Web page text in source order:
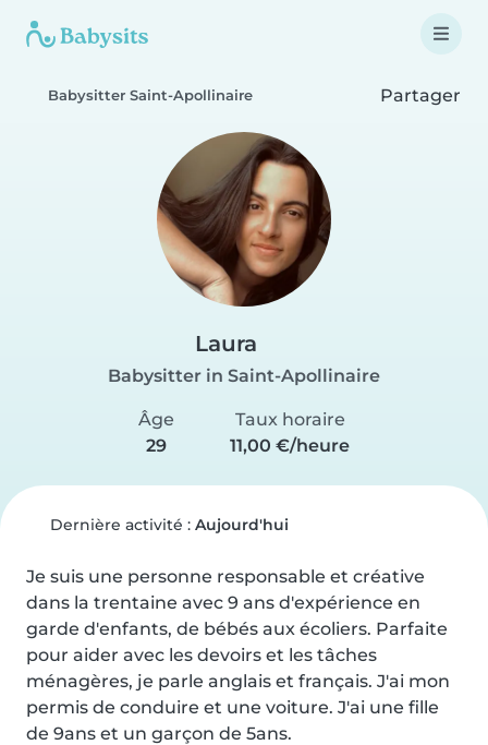
Babysitter Saint-Apollinaire Partager
Laura
Babysitter in Saint-Apollinaire
Âge
29
Taux horaire
11,00 €/heure
Dernière activité : Aujourd'hui
Je suis une personne responsable et créative
dans la trentaine avec 9 ans d'expérience en
garde d'enfants, de bébés aux écoliers. Parfaite
pour aider avec les devoirs et les tâches
ménagères, je parle anglais et français. J'ai mon
permis de conduire et une voiture. J'ai une fille
de 9ans et un garçon de 5ans.